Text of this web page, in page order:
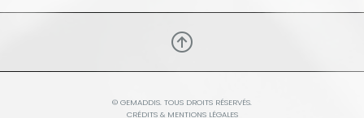
© GEMADDIS. TOUS DROITS RÉSERVÉS.
CRÉDITS & MENTIONS LÉGALES